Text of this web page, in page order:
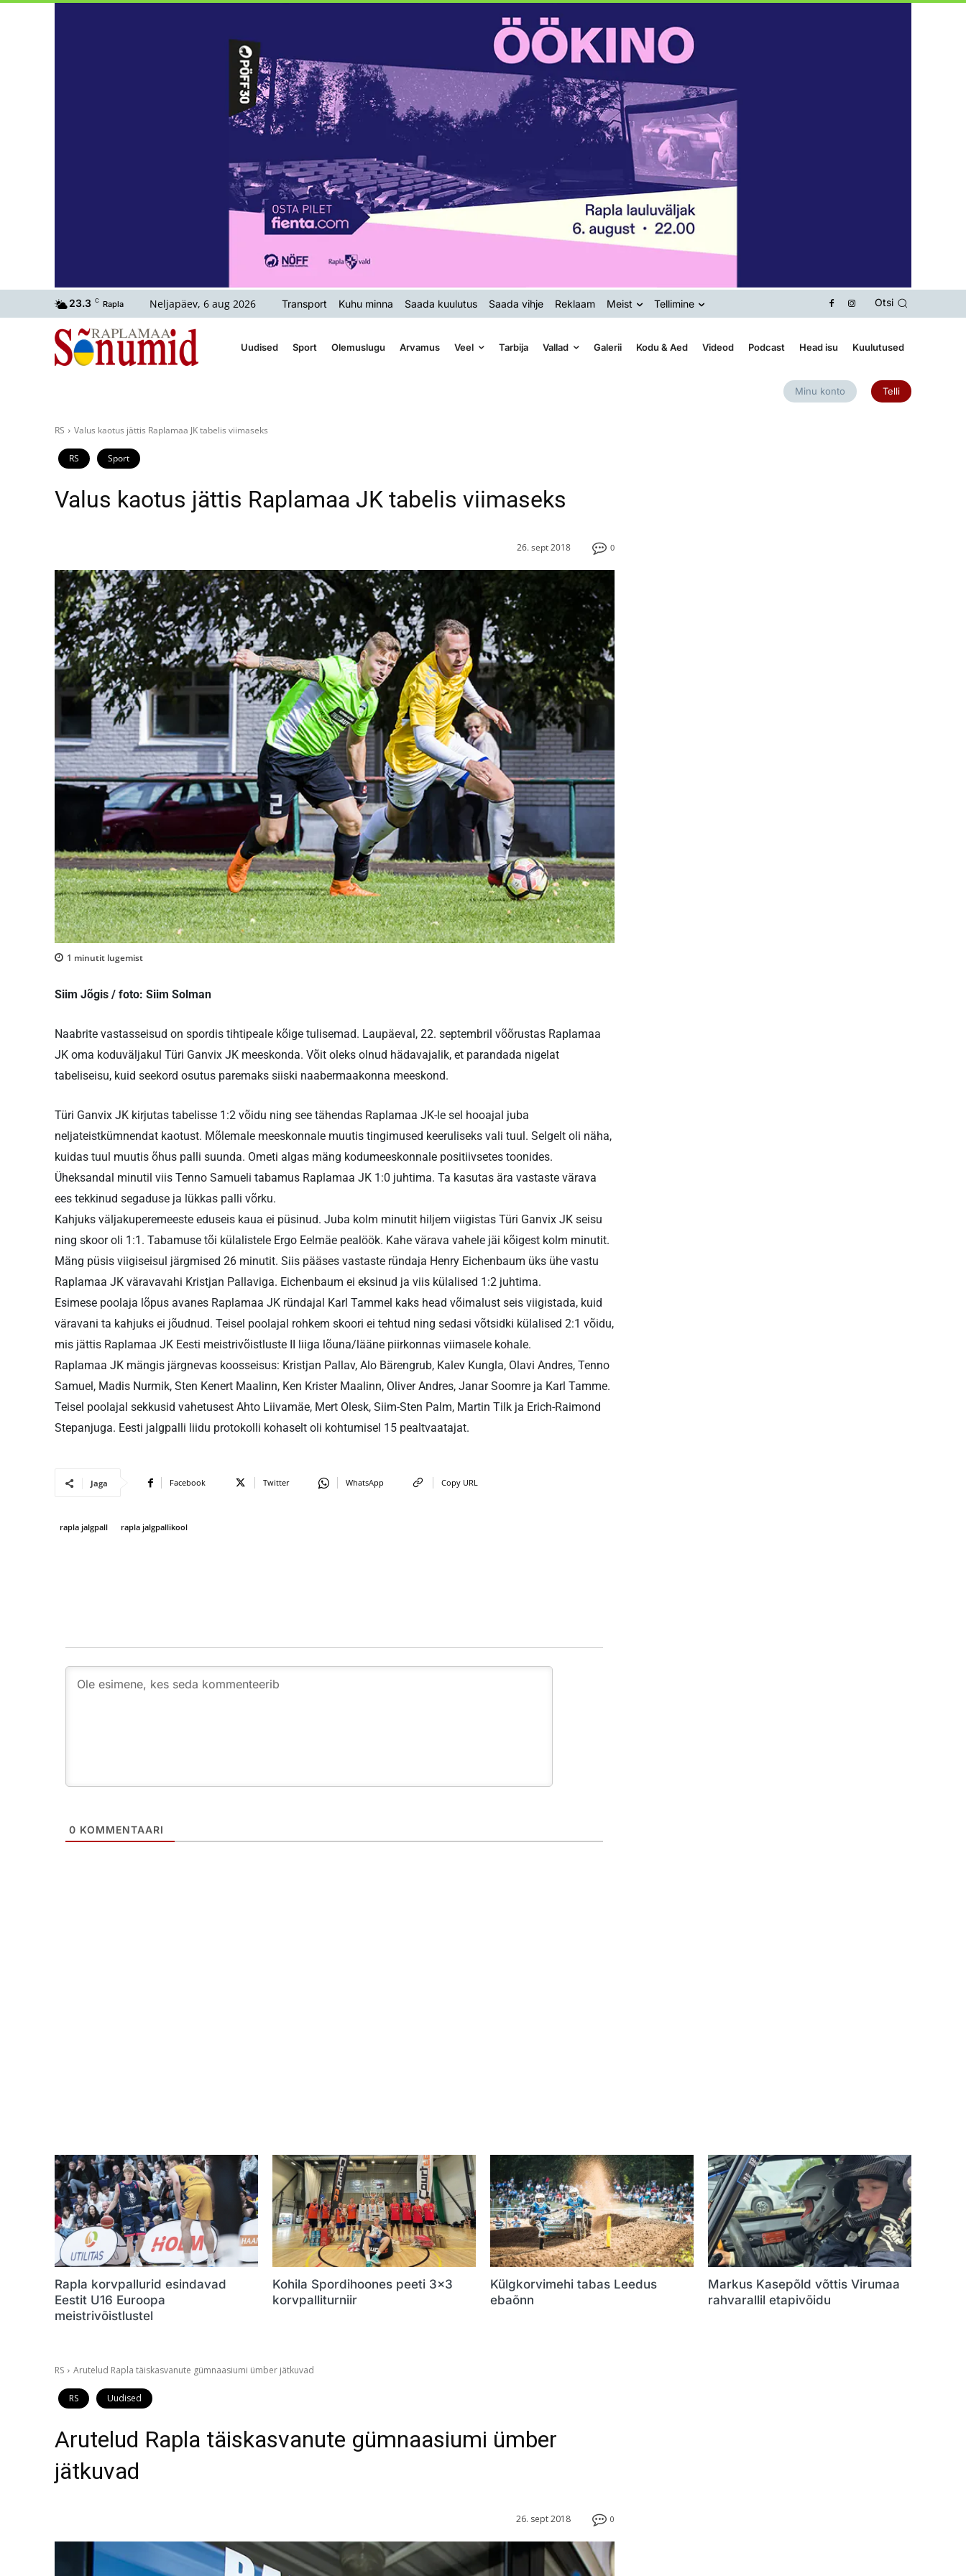
23.3 C Rapla Neljapäev, 6 aug 2026 Transport Kuhu minna Saada kuulutus Saada vihje Reklaam Meist Tellimine Otsi
Uudised Sport Olemuslugu Arvamus Veel Tarbija Vallad Galerii Kodu & Aed Videod Podcast Head isu Kuulutused
Minu konto Telli
RS Valus kaotus jättis Raplamaa JK tabelis viimaseks
RS Sport
Valus kaotus jättis Raplamaa JK tabelis viimaseks
0
26. sept 2018
1 minutit lugemist
Siim Jõgis / foto: Siim Solman
Naabrite vastasseisud on spordis tihtipeale kõige tulisemad. Laupäeval, 22. septembril võõrustas Raplamaa
JK oma koduväljakul Türi Ganvix JK meeskonda. Võit oleks olnud hädavajalik, et parandada nigelat
tabeliseisu, kuid seekord osutus paremaks siiski naabermaakonna meeskond.
Türi Ganvix JK kirjutas tabelisse 1:2 võidu ning see tähendas Raplamaa JK-le sel hooajal juba
neljateistkümnendat kaotust. Mõlemale meeskonnale muutis tingimused keeruliseks vali tuul. Selgelt oli näha,
kuidas tuul muutis õhus palli suunda. Ometi algas mäng kodumeeskonnale positiivsetes toonides.
Üheksandal minutil viis Tenno Samueli tabamus Raplamaa JK 1:0 juhtima. Ta kasutas ära vastaste värava
ees tekkinud segaduse ja lükkas palli võrku.
Kahjuks väljakuperemeeste eduseis kaua ei püsinud. Juba kolm minutit hiljem viigistas Türi Ganvix JK seisu
ning skoor oli 1:1. Tabamuse tõi külalistele Ergo Eelmäe pealöök. Kahe värava vahele jäi kõigest kolm minutit.
Mäng püsis viigiseisul järgmised 26 minutit. Siis pääses vastaste ründaja Henry Eichenbaum üks ühe vastu
Raplamaa JK väravavahi Kristjan Pallaviga. Eichenbaum ei eksinud ja viis külalised 1:2 juhtima.
Esimese poolaja lõpus avanes Raplamaa JK ründajal Karl Tammel kaks head võimalust seis viigistada, kuid
väravani ta kahjuks ei jõudnud. Teisel poolajal rohkem skoori ei tehtud ning sedasi võtsidki külalised 2:1 võidu,
mis jättis Raplamaa JK Eesti meistrivõistluste II liiga lõuna/lääne piirkonnas viimasele kohale.
Raplamaa JK mängis järgnevas koosseisus: Kristjan Pallav, Alo Bärengrub, Kalev Kungla, Olavi Andres, Tenno
Samuel, Madis Nurmik, Sten Kenert Maalinn, Ken Krister Maalinn, Oliver Andres, Janar Soomre ja Karl Tamme.
Teisel poolajal sekkusid vahetusest Ahto Liivamäe, Mert Olesk, Siim-Sten Palm, Martin Tilk ja Erich-Raimond
Stepanjuga. Eesti jalgpalli liidu protokolli kohaselt oli kohtumisel 15 pealtvaatajat.
Jaga Facebook Twitter WhatsApp Copy URL
rapla jalgpall rapla jalgpallikool
0 KOMMENTAARI
Rapla korvpallurid esindavad
Eestit U16 Euroopa
meistrivõistlustel
Kohila Spordihoones peeti 3×3
korvpalliturniir
Külgkorvimehi tabas Leedus
ebaõnn
Markus Kasepõld võttis Virumaa
rahvarallil etapivõidu